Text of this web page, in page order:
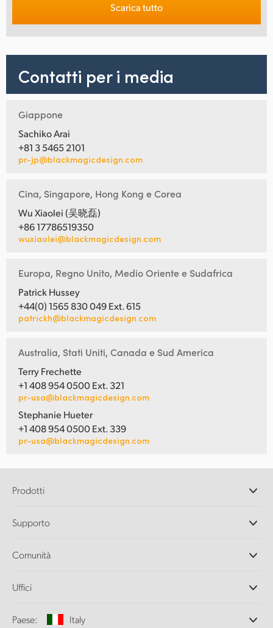
Scarica tutto
Contatti per i media
Giappone
Sachiko Arai
+81 3 5465 2101
pr-jp@blackmagicdesign.com
Cina, Singapore, Hong Kong e Corea
Wu Xiaolei (吴晓磊)
+86 17786519350
wuxiaolei@blackmagicdesign.com
Europa, Regno Unito, Medio Oriente e Sudafrica
Patrick Hussey
+44(0) 1565 830 049 Ext. 615
patrickh@blackmagicdesign.com
Australia, Stati Uniti, Canada e Sud America
Terry Frechette
+1 408 954 0500 Ext. 321
pr-usa@blackmagicdesign.com
Stephanie Hueter
+1 408 954 0500 Ext. 339
pr-usa@blackmagicdesign.com
Prodotti
DaVinci Resolve e Fusion
Ultimatte
Acquisizione e riproduzione
Conversione di standard
Supporto
Centro assistenza
Comunità
Uffici
Chi siamo
Paese: Italy